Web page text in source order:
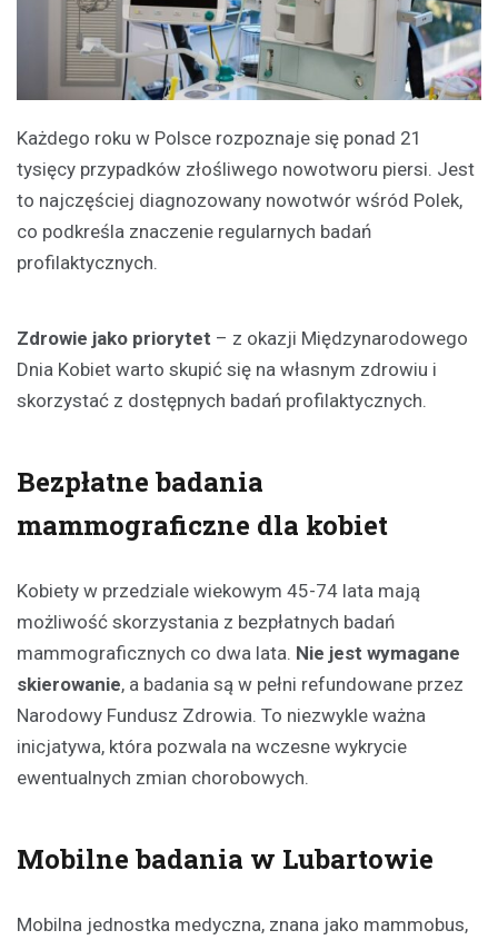
Każdego roku w Polsce rozpoznaje się ponad 21
tysięcy przypadków złośliwego nowotworu piersi. Jest
to najczęściej diagnozowany nowotwór wśród Polek,
co podkreśla znaczenie regularnych badań
profilaktycznych.
Zdrowie jako priorytet – z okazji Międzynarodowego
Dnia Kobiet warto skupić się na własnym zdrowiu i
skorzystać z dostępnych badań profilaktycznych.
Bezpłatne badania
mammograficzne dla kobiet
Kobiety w przedziale wiekowym 45-74 lata mają
możliwość skorzystania z bezpłatnych badań
mammograficznych co dwa lata. Nie jest wymagane
skierowanie, a badania są w pełni refundowane przez
Narodowy Fundusz Zdrowia. To niezwykle ważna
inicjatywa, która pozwala na wczesne wykrycie
ewentualnych zmian chorobowych.
Mobilne badania w Lubartowie
Mobilna jednostka medyczna, znana jako mammobus,